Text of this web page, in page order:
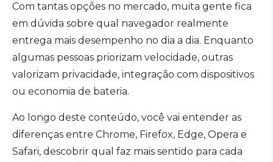
Com tantas opções no mercado, muita gente fica
em dúvida sobre qual navegador realmente
entrega mais desempenho no dia a dia. Enquanto
algumas pessoas priorizam velocidade, outras
valorizam privacidade, integração com dispositivos
ou economia de bateria.
Ao longo deste conteúdo, você vai entender as
diferenças entre Chrome, Firefox, Edge, Opera e
Safari, descobrir qual faz mais sentido para cada